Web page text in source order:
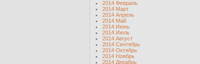
2014 Февраль
2014 Март
2014 Апрель
2014 Май
2014 Июнь
2014 Июль
2014 Август
2014 Сентябрь
2014 Октябрь
2014 Ноябрь
2014 Декабрь